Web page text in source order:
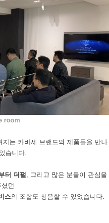
room
는 카바세 브랜드의 제품들을 만나
습니다.
터 더펄 , 그리고 많은 분들이 관심을
던
스의 조합도 청음할 수 있었습니다.